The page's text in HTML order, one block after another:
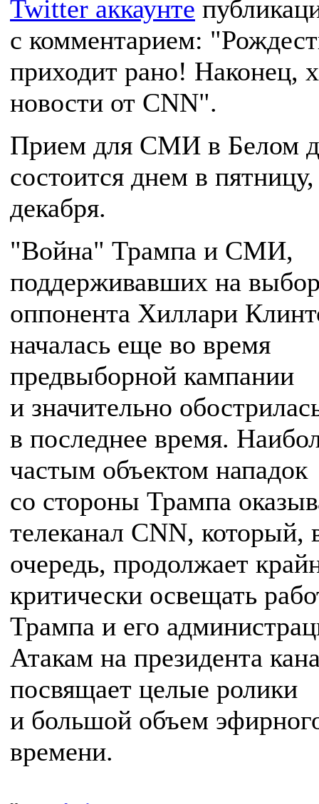
Twitter аккаунте
с комментарием:
приходит рано! Наконец,
новости от CNN".
Прием для СМИ в Белом
состоится днем в
декабря.
"Война" Трампа и СМИ,
поддерживавших на
оппонента Хиллари
началась еще во время
предвыборной кампании
и значительно
в последнее время.
частым объектом нападок
со стороны Трампа
телеканал CNN, который,
очередь, продолжает
критически освещать
Трампа и его
Атакам на президента
посвящает целые ролики
и большой объем
времени.